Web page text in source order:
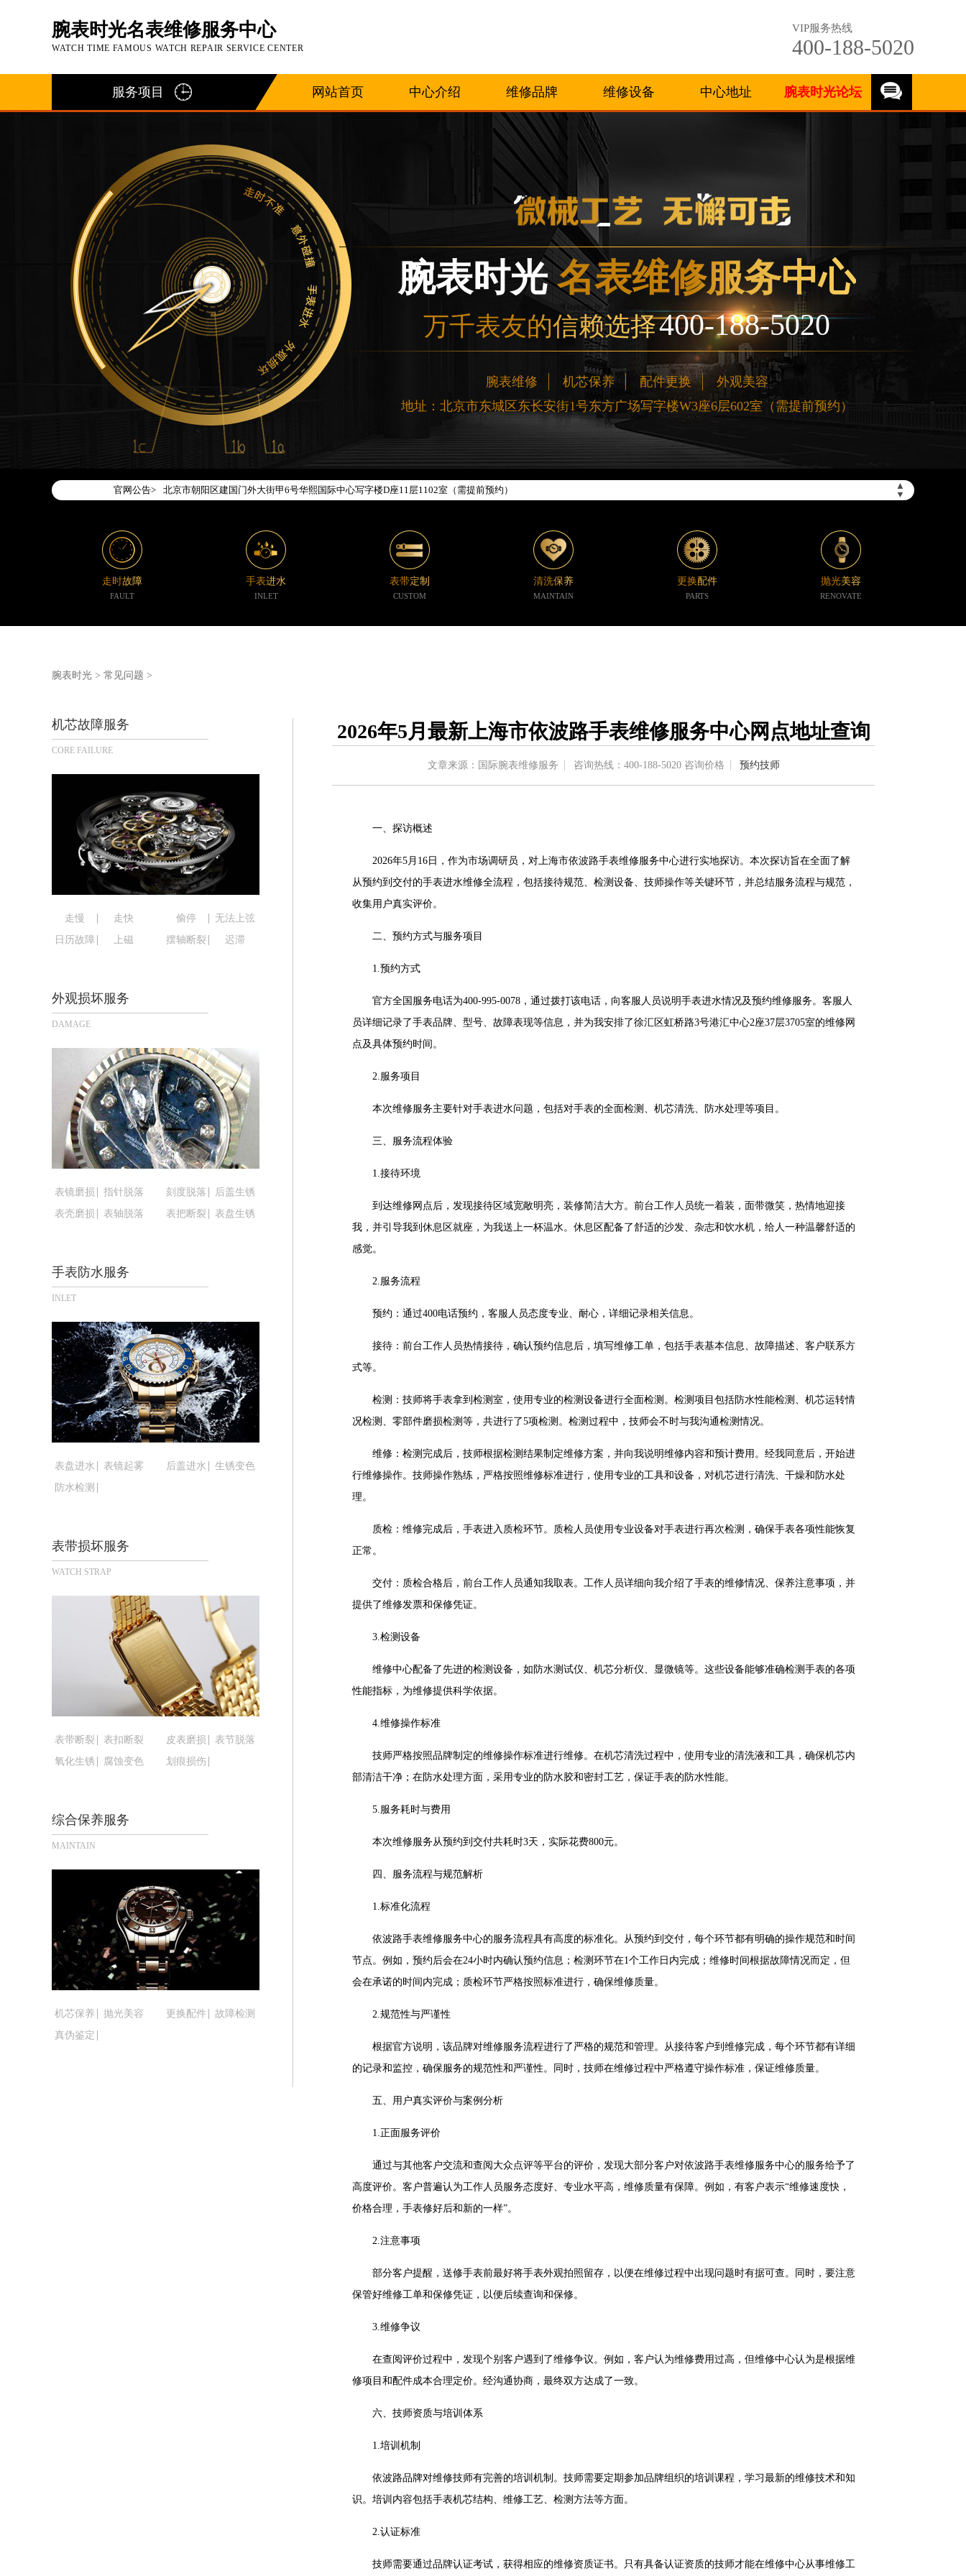
腕表时光名表维修服务中心
WATCH TIME FAMOUS WATCH REPAIR SERVICE CENTER
VIP服务热线
400-188-5020
服务项目 网站首页 中心介绍 维修品牌 维修设备 中心地址 腕表时光论坛
腕表时光 名表维修服务中心
万千表友的信赖选择400-188-5020
腕表维修 机芯保养 配件更换
外观美容
地址：北京市东城区东长安街1号东方广场写字楼W3座6层602室（需提前预约）
官网公告>
▲
▼
2026年7月腕表时光中国区售后服务网络优化升级公告
2026年7月腕表时光全国官方售后客户服务热线：400-188-5020
腕表时光官方全国统一服务热线400-188-5020，服务覆盖中国大陆、香港、澳门、台湾全部区域（非大陆需加拨“+86”）
2026年7月腕表时光售后服务中心最新网点地址：
北京市东城区东长安街1号东方广场写字楼W3座6层602室（需提前预约）
北京市朝阳区建国门外大街甲6号华熙国际中心写字楼D座11层1102室（需提前预约）
天津市和平区赤峰道136号天津国际金融中心写字楼26层2603室（需提前预约）
上海市黄浦区南京东路299号宏伊国际广场写字楼8层806室（需提前预约）
南京市秦淮区中山南路1号（新街口）南京中心写字楼22层C1-1室（需提前预约）
常州市新北区龙锦路1590号现代传媒中心写字楼5号楼10层1008室（需提前预约）
徐州市鼓楼区淮海东路29号苏宁广场IFC国际金融中心写字楼35层3508室（需提前预约）
绍兴市越城区胜利东路379号世茂天际中心写字楼8层805室（需提前预约）
南昌市红谷滩新区红谷中大道998号绿地双子塔（中央广场）A1座办公楼14层07室（需提前预约）
济南市历下区经十路11111号华润中心写字楼（万象城）15层1508室（需提前预约）
广州市天河区天河路230号万菱汇国际中心写字楼A塔7层704室（需提前预约）
广州市越秀区环市东路371-375号世界贸易中心大厦南塔写字楼15层07室（需提前预约）
深圳市罗湖区深南东路5001号华润大厦写字楼17层1701室（需提前预约）
惠州市惠城区江北文昌一路7号华贸大厦写字楼1座30层05室（需提前预约）
厦门市思明区湖滨东路95号华润大厦写字楼B座11层1104室（需提前预约）
福州市鼓楼区五四路128-1号恒力城写字楼15层03室（需提前预约）
成都市锦江区人民东路6号SAC东原中心写字楼24层2406B室（需提前预约）
长沙市芙蓉区定王台街道建湘路393号世茂环球金融中心写字楼（芙蓉广场）10层13室（需提前预约）
郑州市二七区铭功路10号华润大厦写字楼29层2905室（需提前预约）
太原市迎泽区解放路15号亨得利名表服务中心（品牌授权店）3层整层（需提前预约）
沈阳市沈河区中街路83号亨得利名表服务中心（品牌授权店）1层整层（需提前预约）
乌鲁木齐市天山区红山路26号时代广场（CCMALL）C座17层17-B（需提前预约）
温州市鹿城区锦绣路1067号置信广场10层1015室（需提前预约）
哈尔滨市道里区友谊西路600号富力中心T2座写字楼29层03室（需提前预约）
大连市中山区人民路15号国际金融大厦7层G室（需提前预约）
佛山市禅城区季华五路57号万科金融中心C座12层1205室（需提前预约）
东莞市东城街道鸿福东路1号民盈国贸中心T1写字楼9层907室（需提前预约）
无锡市梁溪区人民中路139号恒隆广场写字楼1座11层1104室（需提前预约）
南通市崇川区工农路57号圆融广场写字楼16层1603室（需提前预约）
苏州市苏州工业园区星港街199号苏州中心办公楼C座22层08室（需提前预约）
武汉市江汉区解放大道686号世界贸易大厦38层09室（需提前预约）
南宁市青秀区金湖路59号地王大厦12楼1224室（需提前预约）
泉州市丰泽区宝洲路729号浦西万达中心写字楼A座7楼709室（需提前预约）
青岛市南区山东路6号华润大厦B座22层04室（需提前预约）
烟台市芝罘区胜利路139号万达金融中心A座907室（需提前预约）
长春市朝阳区西安大路727号中银大厦A座(旺进大厦)18层09室（需提前预约）
贵阳市南明区都司高架桥路33号亨特国际金融中心14楼14D（需提前预约）
昆明市盘龙区北京路928号同德昆明广场写字楼10层06室（需提前预约）
石家庄市长安区中山东路39号勒泰中心写字楼B座13层07室（需提前预约）
西安市碑林区南关正街88号华侨城长安国际中心E座6楼10室（需提前预约）
海口市龙华区金贸东路5号海口华润大厦B座17层1707室（需提前预约）
唐山市路南区新华东道100号万达广场写字楼A座10层1002室（需提前预约）
内蒙古自治区呼和浩特市玉泉区大学西街70号华润万象城写字楼（鄂尔多斯大厦）23层2326室（需提前预约）
甘肃省兰州市七里河区西津西路16号兰州中心写字楼21层2102室（需提前预约）
重庆市解放碑渝中区民权路28号英利国际金融中心写字楼20层01室（需提前预约）
黑龙江省大庆市萨尔图区会战大街腕表时光售后服务中心（需提前预约）
黑龙江省鹤岗市向阳区红军路腕表时光售后服务中心（需提前预约）
黑龙江省黑河市爱辉区中央街腕表时光售后服务中心（需提前预约）
黑龙江省鸡西市鸡冠区红军路腕表时光售后服务中心（需提前预约）
黑龙江省佳木斯市向阳区长安路腕表时光售后服务中心（需提前预约）
黑龙江省牡丹江市东安区太平路腕表时光售后服务中心（需提前预约）
黑龙江省七台河市桃山区大同街腕表时光售后服务中心（需提前预约）
黑龙江省齐齐哈尔市龙沙区龙华路腕表时光售后服务中心（需提前预约）
黑龙江省双鸭山市尖山区新兴大街腕表时光售后服务中心（需提前预约）
黑龙江省绥化市北林区新华街与康庄路交叉口腕表时光售后服务中心（需提前预约）
吉林省白山市浑江区浑江大街腕表时光售后服务中心（需提前预约）
吉林省辽源市龙山区人民大街腕表时光售后服务中心（需提前预约）
吉林省梅河口市新华街道梅河大街腕表时光售后服务中心（需提前预约）
吉林省四平市铁东区紫气大路与南九经街交汇处腕表时光售后服务中心（需提前预约）
吉林省松原市宁江区五环大街腕表时光售后服务中心（需提前预约）
吉林省通化市东昌区环通乡江南大街腕表时光售后服务中心（需提前预约）
吉林省延边市延吉市解放路腕表时光售后服务中心（需提前预约）
辽宁省本溪市平山区胜利路腕表时光售后服务中心（需提前预约）
辽宁省朝阳市双塔区新华路腕表时光售后服务中心（需提前预约）
辽宁省阜新市海州区解放大街腕表时光售后服务中心（需提前预约）
辽宁省锦州市古塔区中央大街腕表时光售后服务中心（需提前预约）
辽宁省辽阳市白塔区新运大街腕表时光售后服务中心（需提前预约）
辽宁省盘锦市兴隆台区石油大街腕表时光售后服务中心（需提前预约）
辽宁省铁岭市银州区南马路腕表时光售后服务中心（需提前预约）
辽宁省沈阳市沈河区中街路137号亨得利名表维修授权店1楼腕表时光售后服务中心（需提前预约）
北京市朝阳区建国门外大街甲6号华熙国际中心D座11层1102室腕表时光售后服务中心（需提前预约）
北京市东城区东长安街1号王府井东方广场W3座6层602室腕表时光售后服务中心（需提前预约）
河北省保定市竞秀区朝阳北大街北国先天下腕表时光售后服务中心（需提前预约）
内蒙古自治区巴彦淖尔市临河区新华街腕表时光售后服务中心（需提前预约）
内蒙古自治区包头市青山区幸福路甲3号王府井百货名表维修腕表时光售后服务中心（需提前预约）
内蒙古自治区呼伦贝尔市海拉尔区中央街腕表时光售后服务中心（需提前预约）
内蒙古自治区乌海市海勃湾区人民南路腕表时光售后服务中心（需提前预约）
内蒙古自治区乌兰察布市集宁区恩和大街腕表时光售后服务中心（需提前预约）
山西省大同市平城区迎宾街腕表时光售后服务中心（需提前预约）
走时故障
FAULT
手表进水
INLET
表带定制
CUSTOM
清洗保养
MAINTAIN
更换配件
PARTS
抛光美容
RENOVATE
腕表时光 > 常见问题 >
机芯故障服务
CORE FAILURE
走慢 走快 偷停
无法上弦
日历故障
上磁 摆轴断裂 迟滞
外观损坏服务
DAMAGE
表镜磨损 指针脱落 刻度脱落
后盖生锈
表壳磨损
表轴脱落 表把断裂 表盘生锈
手表防水服务
INLET
表盘进水 表镜起雾 后盖进水
生锈变色
防水检测
表带损坏服务
WATCH STRAP
表带断裂 表扣断裂 皮表磨损
表节脱落
氧化生锈
腐蚀变色 划痕损伤
综合保养服务
MAINTAIN
机芯保养 抛光美容 更换配件
故障检测
真伪鉴定
2026年5月最新上海市依波路手表维修服务中心网点地址查询
文章来源：国际腕表维修服务 咨询热线： 400-188-5020咨询价格 预约技师
一、探访概述
2026年5月16日，作为市场调研员，对上海市依波路手表维修服务中心进行实地探访。本次探访旨在全面了解
从预约到交付的手表进水维修全流程，包括接待规范、检测设备、技师操作等关键环节，并总结服务流程与规范，
收集用户真实评价。
二、预约方式与服务项目
1.预约方式
官方全国服务电话为400-995-0078，通过拨打该电话，向客服人员说明手表进水情况及预约维修服务。客服人
员详细记录了手表品牌、型号、故障表现等信息，并为我安排了徐汇区虹桥路3号港汇中心2座37层3705室的维修网
点及具体预约时间。
2.服务项目
本次维修服务主要针对手表进水问题，包括对手表的全面检测、机芯清洗、防水处理等项目。
三、服务流程体验
1.接待环境
到达维修网点后，发现接待区域宽敞明亮，装修简洁大方。前台工作人员统一着装，面带微笑，热情地迎接
我，并引导我到休息区就座，为我送上一杯温水。休息区配备了舒适的沙发、杂志和饮水机，给人一种温馨舒适的
感觉。
2.服务流程
预约：通过400电话预约，客服人员态度专业、耐心，详细记录相关信息。
接待：前台工作人员热情接待，确认预约信息后，填写维修工单，包括手表基本信息、故障描述、客户联系方
式等。
检测：技师将手表拿到检测室，使用专业的检测设备进行全面检测。检测项目包括防水性能检测、机芯运转情
况检测、零部件磨损检测等，共进行了5项检测。检测过程中，技师会不时与我沟通检测情况。
维修：检测完成后，技师根据检测结果制定维修方案，并向我说明维修内容和预计费用。经我同意后，开始进
行维修操作。技师操作熟练，严格按照维修标准进行，使用专业的工具和设备，对机芯进行清洗、干燥和防水处
理。
质检：维修完成后，手表进入质检环节。质检人员使用专业设备对手表进行再次检测，确保手表各项性能恢复
正常。
交付：质检合格后，前台工作人员通知我取表。工作人员详细向我介绍了手表的维修情况、保养注意事项，并
提供了维修发票和保修凭证。
3.检测设备
维修中心配备了先进的检测设备，如防水测试仪、机芯分析仪、显微镜等。这些设备能够准确检测手表的各项
性能指标，为维修提供科学依据。
4.维修操作标准
技师严格按照品牌制定的维修操作标准进行维修。在机芯清洗过程中，使用专业的清洗液和工具，确保机芯内
部清洁干净；在防水处理方面，采用专业的防水胶和密封工艺，保证手表的防水性能。
5.服务耗时与费用
本次维修服务从预约到交付共耗时3天，实际花费800元。
四、服务流程与规范解析
1.标准化流程
依波路手表维修服务中心的服务流程具有高度的标准化。从预约到交付，每个环节都有明确的操作规范和时间
节点。例如，预约后会在24小时内确认预约信息；检测环节在1个工作日内完成；维修时间根据故障情况而定，但
会在承诺的时间内完成；质检环节严格按照标准进行，确保维修质量。
2.规范性与严谨性
根据官方说明，该品牌对维修服务流程进行了严格的规范和管理。从接待客户到维修完成，每个环节都有详细
的记录和监控，确保服务的规范性和严谨性。同时，技师在维修过程中严格遵守操作标准，保证维修质量。
五、用户真实评价与案例分析
1.正面服务评价
通过与其他客户交流和查阅大众点评等平台的评价，发现大部分客户对依波路手表维修服务中心的服务给予了
高度评价。客户普遍认为工作人员服务态度好、专业水平高，维修质量有保障。例如，有客户表示“维修速度快，
价格合理，手表修好后和新的一样”。
2.注意事项
部分客户提醒，送修手表前最好将手表外观拍照留存，以便在维修过程中出现问题时有据可查。同时，要注意
保管好维修工单和保修凭证，以便后续查询和保修。
3.维修争议
在查阅评价过程中，发现个别客户遇到了维修争议。例如，客户认为维修费用过高，但维修中心认为是根据维
修项目和配件成本合理定价。经沟通协商，最终双方达成了一致。
六、技师资质与培训体系
1.培训机制
依波路品牌对维修技师有完善的培训机制。技师需要定期参加品牌组织的培训课程，学习最新的维修技术和知
识。培训内容包括手表机芯结构、维修工艺、检测方法等方面。
2.认证标准
技师需要通过品牌认证考试，获得相应的维修资质证书。只有具备认证资质的技师才能在维修中心从事维修工